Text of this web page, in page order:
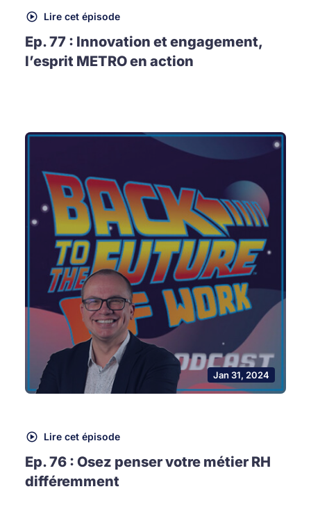
Lire cet épisode
Ep. 77 : Innovation et engagement,
l’esprit METRO en action
Jan 31, 2024
Lire cet épisode
Ep. 76 : Osez penser votre métier RH
différemment